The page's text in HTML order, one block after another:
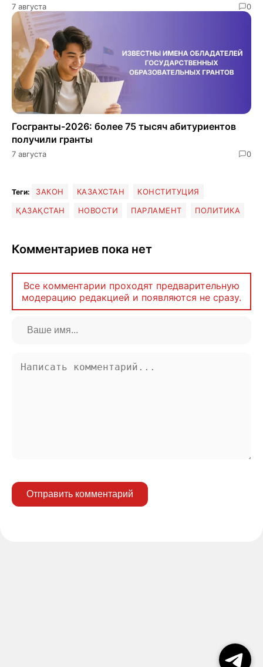
7 августа 0
Госгранты-2026: более 75 тысяч абитуриентов
получили гранты
7 августа 0
Теги: ЗАКОН КАЗАХСТАН
КОНСТИТУЦИЯ
ҚАЗАҚСТАН
НОВОСТИ ПАРЛАМЕНТ ПОЛИТИКА
Комментариев пока нет
Все комментарии проходят предварительную
модерацию редакцией и появляются не сразу.
Отправить комментарий